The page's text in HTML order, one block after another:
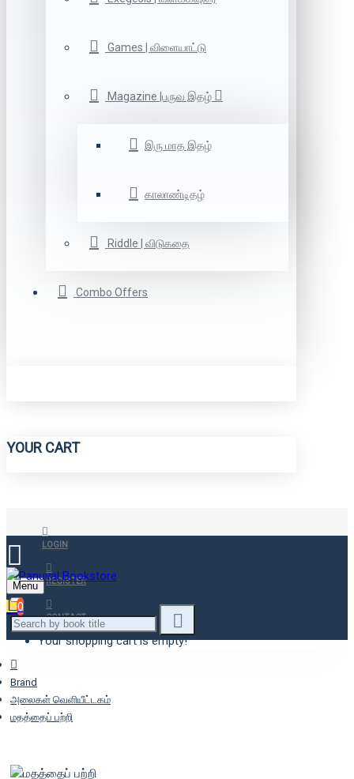
Games | விளையாட்டு
Magazine |பருவ இதழ்
இரு மாத இதழ்
காலாண்டிதழ்
Riddle | விடுகதை
Combo Offers
YOUR CART
LOGIN
REGISTER
CONTACT
Menu
0
Your shopping cart is empty!
Brand
அலைகள் வெளியீட்டகம்
மதத்தைப் பற்றி